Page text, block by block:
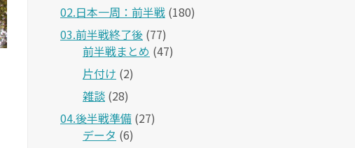
02.日本一周：前半戦 (180)
03.前半戦終了後 (77)
前半戦まとめ (47)
片付け (2)
雑談 (28)
04.後半戦準備 (27)
データ (6)